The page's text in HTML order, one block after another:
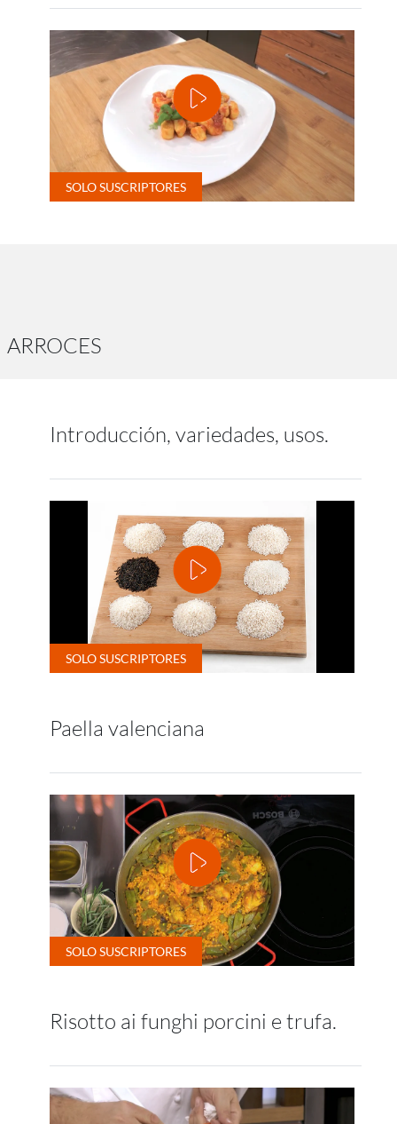
ARROCES
Introducción, variedades, usos.
Paella valenciana
Risotto ai funghi porcini e trufa.